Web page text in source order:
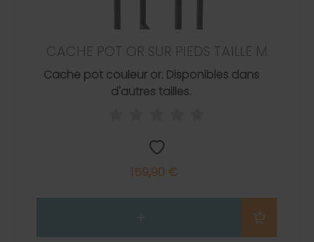
CACHE POT OR SUR PIEDS TAILLE M
Cache pot couleur or. Disponibles dans
d'autres tailles.
159,90 €